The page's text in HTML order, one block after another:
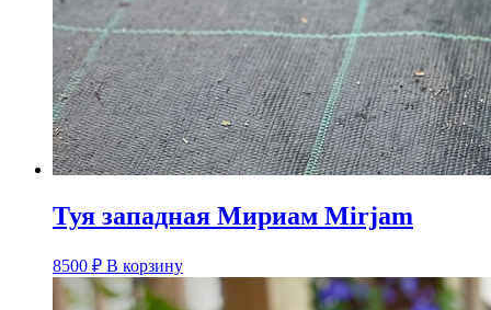
Туя западная Мириам Mirjam
8500 ₽ В корзину